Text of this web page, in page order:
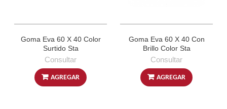
Goma Eva 60 X 40 Color
Surtido Sta
Consultar
AGREGAR
Goma Eva 60 X 40 Con
Brillo Color Sta
Consultar
AGREGAR